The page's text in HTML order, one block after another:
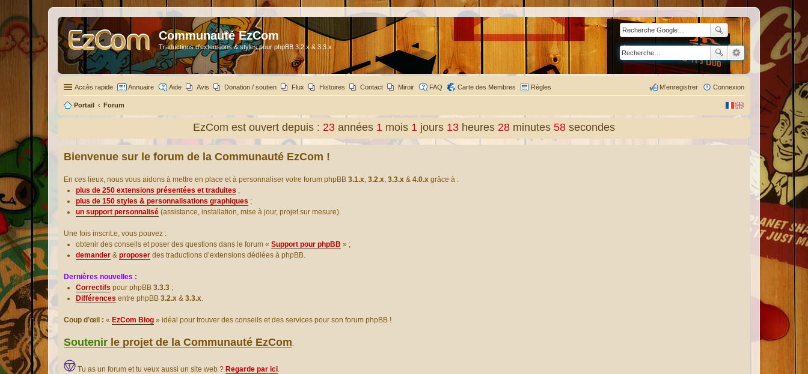
Communauté EzCom
Traductions d'extensions & styles pour phpBB 3.2.x & 3.3.x
Accès rapide Annuaire Aide Avis Donation / soutien Flux Histoires Contact Miroir FAQ Carte des Membres Règles Connexion
M’enregistrer
Portail Forum
EzCom est ouvert depuis : 23 années 1 mois 1 jours 13 heures 28 minutes 59 secondes
Bienvenue sur le forum de la Communauté EzCom !
En ces lieux, nous vous aidons à mettre en place et à personnaliser votre forum phpBB 3.1.x, 3.2.x, 3.3.x & 4.0.x grâce à :
plus de 250 extensions présentées et traduites ;
plus de 150 styles & personnalisations graphiques ;
un support personnalisé (assistance, installation, mise à jour, projet sur mesure).
Une fois inscrit.e, vous pouvez :
obtenir des conseils et poser des questions dans le forum « Support pour phpBB » ;
demander & proposer des traductions d’extensions dédiées à phpBB.
Dernières nouvelles :
Correctifs pour phpBB 3.3.3 ;
Différences entre phpBB 3.2.x & 3.3.x.
Coup d’œil : « EzCom Blog » idéal pour trouver des conseils et des services pour son forum phpBB !
Soutenir le projet de la Communauté EzCom.
Tu as un forum et tu veux aussi un site web ? Regarde par ici.